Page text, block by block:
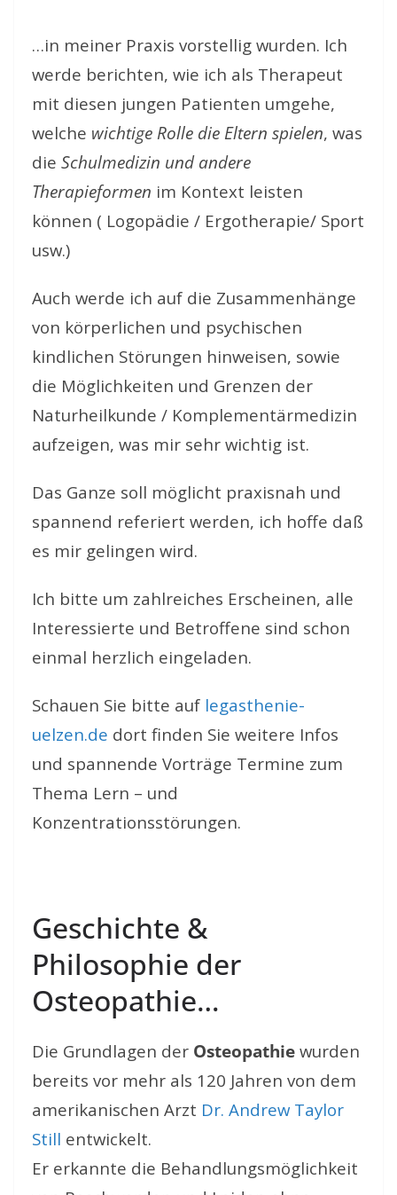
…in meiner Praxis vorstellig wurden. Ich
werde berichten, wie ich als Therapeut
mit diesen jungen Patienten umgehe,
welche wichtige Rolle die Eltern spielen, was
die Schulmedizin und andere
Therapieformen im Kontext leisten
können ( Logopädie / Ergotherapie/ Sport
usw.)
Auch werde ich auf die Zusammenhänge
von körperlichen und psychischen
kindlichen Störungen hinweisen, sowie
die Möglichkeiten und Grenzen der
Naturheilkunde / Komplementärmedizin
aufzeigen, was mir sehr wichtig ist.
Das Ganze soll möglicht praxisnah und
spannend referiert werden, ich hoffe daß
es mir gelingen wird.
Ich bitte um zahlreiches Erscheinen, alle
Interessierte und Betroffene sind schon
einmal herzlich eingeladen.
Schauen Sie bitte auf legasthenie-
uelzen.de dort finden Sie weitere Infos
und spannende Vorträge Termine zum
Thema Lern – und
Konzentrationsstörungen.
Geschichte &
Philosophie der
Osteopathie…
Die Grundlagen der Osteopathie wurden
bereits vor mehr als 120 Jahren von dem
amerikanischen Arzt Dr. Andrew Taylor
Still entwickelt.
Er erkannte die Behandlungsmöglichkeit